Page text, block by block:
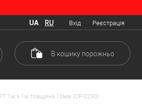
Вхід Реєстрація
UA RU
В кошику порожньо
1м х 1м товщина 10мм (OF-0230)